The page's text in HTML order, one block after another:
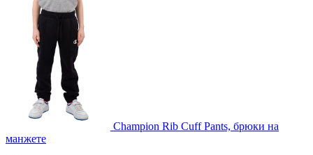
Champion Rib Cuff Pants, брюки на
манжете